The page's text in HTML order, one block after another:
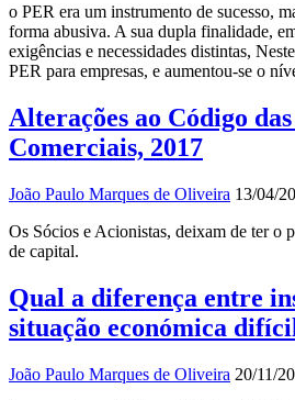
o PER era um instrumento de sucesso,
forma abusiva. A sua dupla finalidade,
exigências e necessidades distintas,
PER para empresas, e aumentou-se o
Alterações ao Código
Comerciais, 2017
João Paulo Marques de Oliveira 13/04/
Os Sócios e Acionistas, deixam de ter o
de capital.
Qual a diferença entre
situação económica
João Paulo Marques de Oliveira 20/11/